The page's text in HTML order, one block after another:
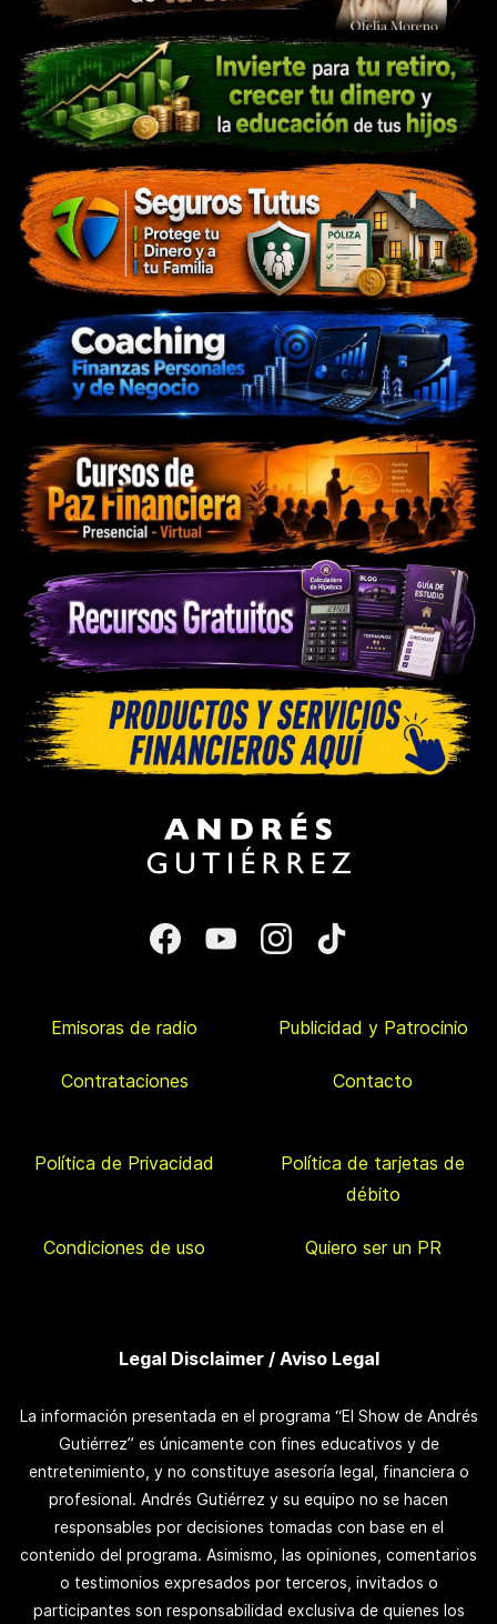
Emisoras de radio Publicidad y Patrocinio
Contrataciones Contacto
Política de Privacidad
Política de tarjetas de
débito
Condiciones de uso Quiero ser un PR
Legal Disclaimer / Aviso Legal
La información presentada en el programa “El Show de Andrés
Gutiérrez” es únicamente con fines educativos y de
entretenimiento, y no constituye asesoría legal, financiera o
profesional. Andrés Gutiérrez y su equipo no se hacen
responsables por decisiones tomadas con base en el
contenido del programa. Asimismo, las opiniones, comentarios
o testimonios expresados por terceros, invitados o
participantes son responsabilidad exclusiva de quienes los